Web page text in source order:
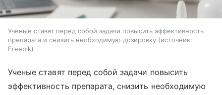
Ученые ставят перед собой задачи повысить эффективность
препарата и снизить необходимую дозировку
источник:
Freepik
Ученые ставят перед собой задачи повысить
эффективность препарата, снизить необходимую